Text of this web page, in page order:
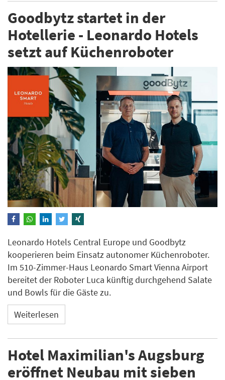
Goodbytz startet in der
Hotellerie - Leonardo Hotels
setzt auf Küchenroboter
Leonardo Hotels Central Europe und Goodbytz
kooperieren beim Einsatz autonomer Küchenroboter.
Im 510-Zimmer-Haus Leonardo Smart Vienna Airport
bereitet der Roboter Luca künftig durchgehend Salate
und Bowls für die Gäste zu.
Weiterlesen
Hotel Maximilian's Augsburg
eröffnet Neubau mit sieben